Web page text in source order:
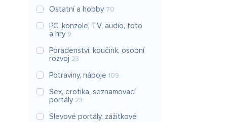
Ostatní a hobby 70
PC, konzole, TV, audio, foto
a hry 9
Poradenství, koučink, osobní
rozvoj 23
Potraviny, nápoje 109
Sex, erotika, seznamovací
portály 23
Slevové portály, zážitkové